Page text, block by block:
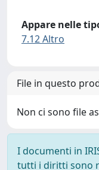
Appare nelle
7.12 Altro
File in questo
Non ci sono file
I documenti in
tutti i diritti sono